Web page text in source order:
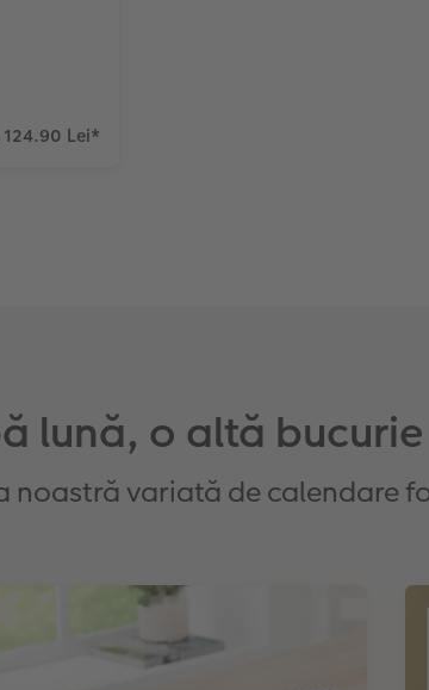
124.90 Lei*
lună, o altă bucurie
noastră variată de calendare